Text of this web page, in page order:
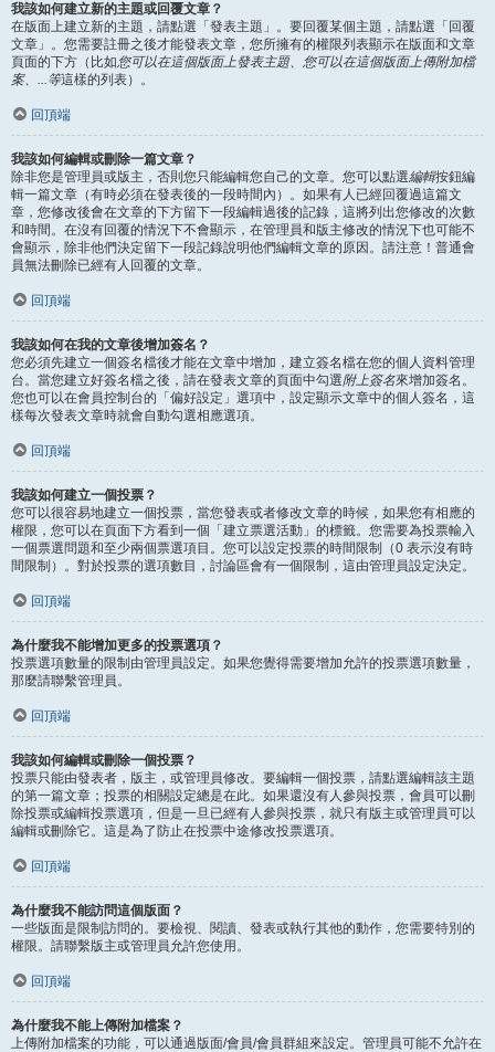
我該如何建立新的主題或回覆文章？
在版面上建立新的主題，請點選「發表主題」。要回覆某個主題，請點選「回覆
文章」。您需要註冊之後才能發表文章，您所擁有的權限列表顯示在版面和文章
頁面的下方（比如您可以在這個版面上發表主題、您可以在這個版面上傳附加檔
案、...等這樣的列表）。
回頂端
我該如何編輯或刪除一篇文章？
除非您是管理員或版主，否則您只能編輯您自己的文章。您可以點選編輯按鈕編
輯一篇文章（有時必須在發表後的一段時間內）。如果有人已經回覆過這篇文
章，您修改後會在文章的下方留下一段編輯過後的記錄，這將列出您修改的次數
和時間。在沒有回覆的情況下不會顯示，在管理員和版主修改的情況下也可能不
會顯示，除非他們決定留下一段記錄說明他們編輯文章的原因。請注意！普通會
員無法刪除已經有人回覆的文章。
回頂端
我該如何在我的文章後增加簽名？
您必須先建立一個簽名檔後才能在文章中增加，建立簽名檔在您的個人資料管理
台。當您建立好簽名檔之後，請在發表文章的頁面中勾選附上簽名來增加簽名。
您也可以在會員控制台的「偏好設定」選項中，設定顯示文章中的個人簽名，這
樣每次發表文章時就會自動勾選相應選項。
回頂端
我該如何建立一個投票？
您可以很容易地建立一個投票，當您發表或者修改文章的時候，如果您有相應的
權限，您可以在頁面下方看到一個「建立票選活動」的標籤。您需要為投票輸入
一個票選問題和至少兩個票選項目。您可以設定投票的時間限制（0 表示沒有時
間限制）。對於投票的選項數目，討論區會有一個限制，這由管理員設定決定。
回頂端
為什麼我不能增加更多的投票選項？
投票選項數量的限制由管理員設定。如果您覺得需要增加允許的投票選項數量，
那麼請聯繫管理員。
回頂端
我該如何編輯或刪除一個投票？
投票只能由發表者，版主，或管理員修改。要編輯一個投票，請點選編輯該主題
的第一篇文章；投票的相關設定總是在此。如果還沒有人參與投票，會員可以刪
除投票或編輯投票選項，但是一旦已經有人參與投票，就只有版主或管理員可以
編輯或刪除它。這是為了防止在投票中途修改投票選項。
回頂端
為什麼我不能訪問這個版面？
一些版面是限制訪問的。要檢視、閱讀、發表或執行其他的動作，您需要特別的
權限。請聯繫版主或管理員允許您使用。
回頂端
為什麼我不能上傳附加檔案？
上傳附加檔案的功能，可以通過版面/會員/會員群組來設定。管理員可能不允許在